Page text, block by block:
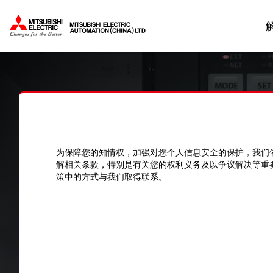
为保障您的知情权，加强对您个人信息安全的保护，我
解相关条款，特别是有关您的权利义务及以争议解决等
策中的方式与我们取得联系。